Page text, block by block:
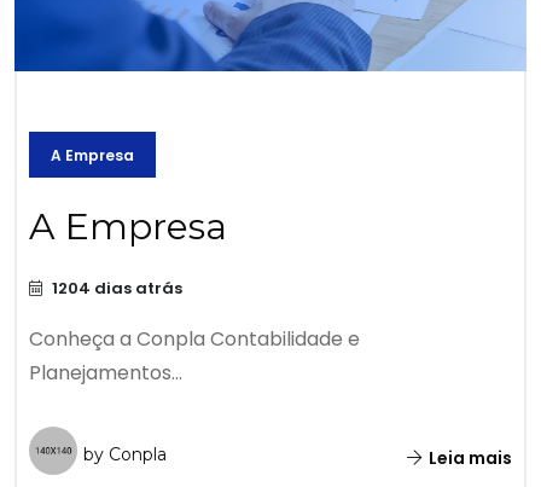
A Empresa
A Empresa
1204 dias atrás
Conheça a Conpla Contabilidade e
Planejamentos...
by Conpla Leia mais